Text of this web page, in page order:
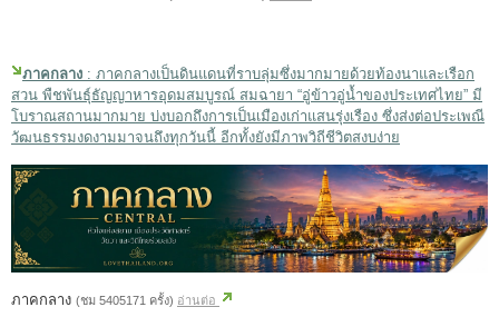
ภาคกลาง : ภาคกลางเป็นดินแดนที่ราบลุ่มซึ่งมากมายด้วยท้องนาและเรือก
สวน พืชพันธุ์ธัญญาหารอุดมสมบูรณ์ สมฉายา “อู่ข้าวอู่น้ำของประเทศไทย” มี
โบราณสถานมากมาย บ่งบอกถึงการเป็นเมืองเก่าแสนรุ่งเรือง ซึ่งส่งต่อประเพณี
วัฒนธรรมงดงามมาจนถึงทุกวันนี้ อีกทั้งยังมีภาพวิถีชีวิตสงบง่าย
ภาคกลาง (ชม 5405171 ครั้ง) อ่านต่อ